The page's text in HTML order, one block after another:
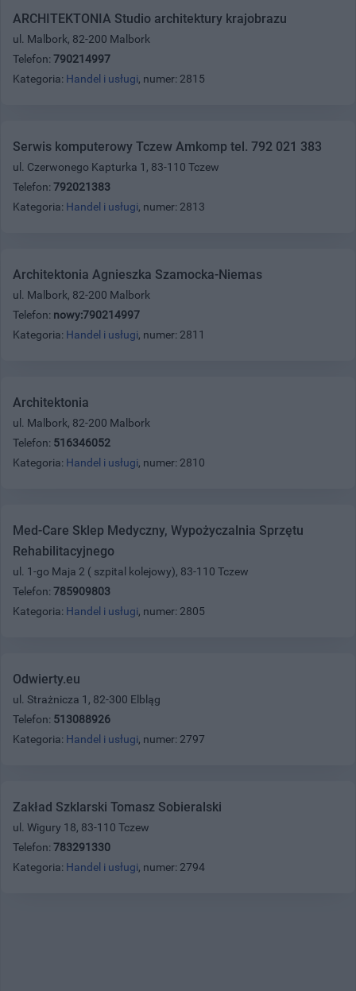
ARCHITEKTONIA Studio architektury krajobrazu
ul. Malbork, 82-200 Malbork
Telefon: 790214997
Kategoria: Handel i usługi, numer: 2815
Serwis komputerowy Tczew Amkomp tel. 792 021 383
ul. Czerwonego Kapturka 1, 83-110 Tczew
Telefon: 792021383
Kategoria: Handel i usługi, numer: 2813
Architektonia Agnieszka Szamocka-Niemas
ul. Malbork, 82-200 Malbork
Telefon: nowy:790214997
Kategoria: Handel i usługi, numer: 2811
Architektonia
ul. Malbork, 82-200 Malbork
Telefon: 516346052
Kategoria: Handel i usługi, numer: 2810
Med-Care Sklep Medyczny, Wypożyczalnia Sprzętu
Rehabilitacyjnego
ul. 1-go Maja 2 ( szpital kolejowy), 83-110 Tczew
Telefon: 785909803
Kategoria: Handel i usługi, numer: 2805
Odwierty.eu
ul. Strażnicza 1, 82-300 Elbląg
Telefon: 513088926
Kategoria: Handel i usługi, numer: 2797
Zakład Szklarski Tomasz Sobieralski
ul. Wigury 18, 83-110 Tczew
Telefon: 783291330
Kategoria: Handel i usługi, numer: 2794